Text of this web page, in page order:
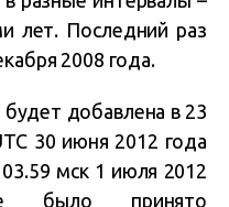
лет. Последний раз
2008 года.
будет добавлена в 23
30 июня 2012 года
мск 1 июля 2012
было принято